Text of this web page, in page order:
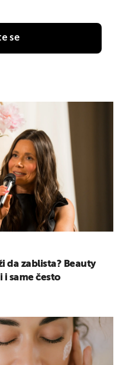
se
da zablista? Beauty
same često